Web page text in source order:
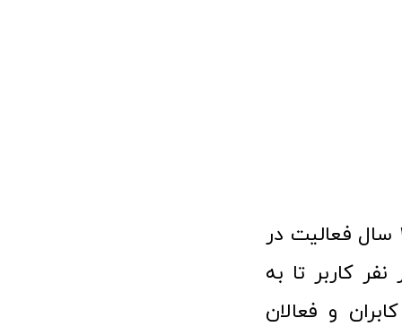
فروشگاه آنلاین تجهیزات پزشکی طب تولید با افتخار نزدیک به ۱۰ سال فعالیت در
پزشکی توانسته مورد اعتماد بیش از ۱۲۰ هزار نفر کاربر تا به
و فعالان